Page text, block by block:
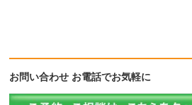
お問い合わせ お電話でお気軽に